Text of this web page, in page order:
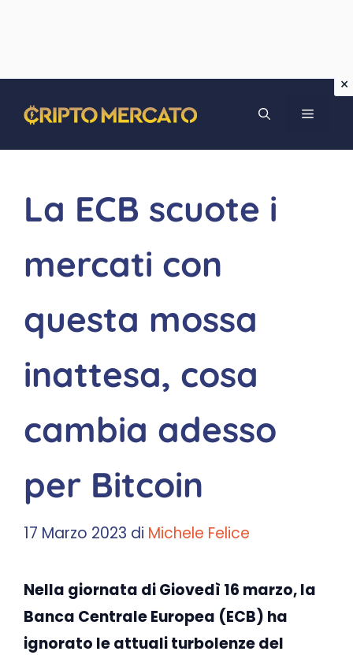
contenuto
MENU
La ECB scuote i
mercati con
questa mossa
inattesa, cosa
cambia adesso
per Bitcoin
17 Marzo 2023 di Michele Felice
Nella giornata di Giovedì 16 marzo, la
Banca Centrale Europea (ECB) ha
ignorato le attuali turbolenze del